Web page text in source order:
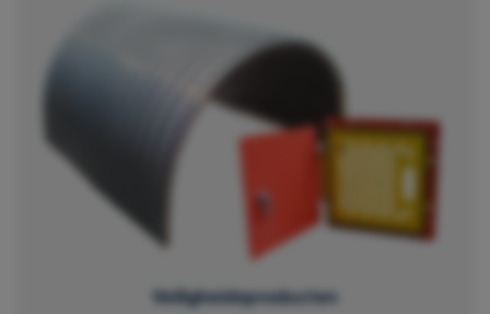
Veiligheidsproducten